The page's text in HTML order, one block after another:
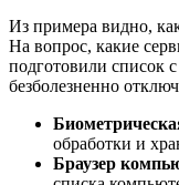
Из примера видно,
На вопрос, какие
подготовили список
безболезненно
обработки и
Браузер